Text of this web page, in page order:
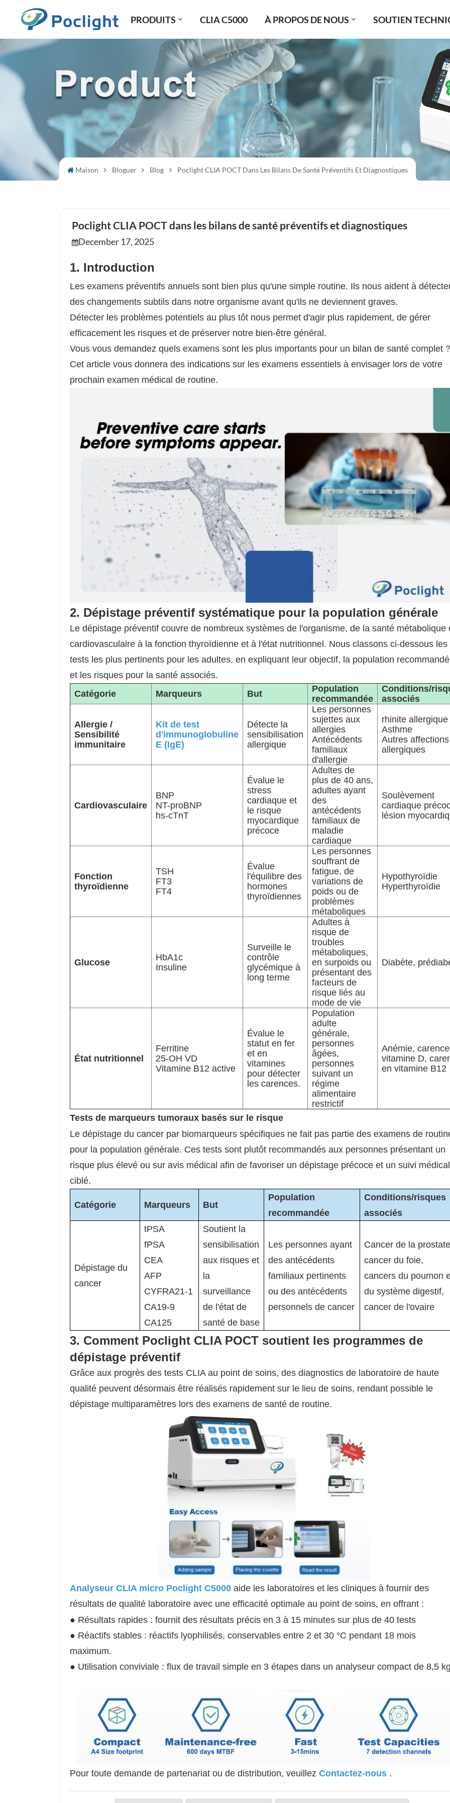
PRODUITS CLIA C5000 À PROPOS DE NOUS SOUTIEN
Maison Bloguer Blog Poclight CLIA POCT Dans Les Bilans De Santé Préventifs Et Diagnostiques
Poclight CLIA POCT dans les bilans de santé préventifs et diagnostiques
December 17, 2025
1. Introduction
Les examens préventifs annuels sont bien plus qu'une simple routine. Ils nous aident à
des changements subtils dans notre organisme avant qu'ils ne deviennent graves.
Détecter les problèmes potentiels au plus tôt nous permet d'agir plus rapidement, de gérer
efficacement les risques et de préserver notre bien-être général.
Vous vous demandez quels examens sont les plus importants pour un bilan de santé complet ?
Cet article vous donnera des indications sur les examens essentiels à envisager lors de votre
prochain examen médical de routine.
2. Dépistage préventif systématique pour la population générale
Le dépistage préventif couvre de nombreux systèmes de l'organisme, de la santé métabolique
cardiovasculaire à la fonction thyroïdienne et à l'état nutritionnel. Nous classons ci-dessous les
tests les plus pertinents pour les adultes, en expliquant leur objectif, la population
et les risques pour la santé associés.
Catégorie
Marqueurs But
Population
recommandée
Conditions/
associés
Allergie /
Sensibilité
immunitaire
Kit de test
d'immunoglobuline
E (IgE)
Détecte la
sensibilisation
allergique
Les personnes
sujettes aux
allergies
Antécédents
familiaux
d'allergie
rhinite allergique
Asthme
Autres affections
allergiques
Cardiovasculaire
BNP
NT-proBNP
hs-cTnT
Évalue le
stress
cardiaque et
le risque
myocardique
précoce
Adultes de
plus de 40 ans,
adultes ayant
des
antécédents
familiaux de
maladie
cardiaque
Soulèvement
cardiaque
lésion
Fonction
thyroïdienne
TSH
FT3
FT4
Évalue
l'équilibre des
hormones
thyroïdiennes
Les personnes
souffrant de
fatigue, de
variations de
poids ou de
problèmes
métaboliques
Hypothyroïdie
Hyperthyroïdie
Glucose
HbA1c
Insuline
Surveille le
contrôle
glycémique à
long terme
Adultes à
risque de
troubles
métaboliques,
en surpoids ou
présentant des
facteurs de
risque liés au
mode de vie
Diabète,
État nutritionnel
Ferritine
25-OH VD
Vitamine B12 active
Évalue le
statut en fer
et en
vitamines
pour détecter
les carences.
Population
adulte
générale,
personnes
âgées,
personnes
suivant un
régime
alimentaire
restrictif
Anémie, carence
vitamine D,
en vitamine B12
Tests de marqueurs tumoraux basés sur le risque
Le dépistage du cancer par biomarqueurs spécifiques ne fait pas partie des examens de
pour la population générale. Ces tests sont plutôt recommandés aux personnes présentant un
risque plus élevé ou sur avis médical afin de favoriser un dépistage précoce et un suivi médical
ciblé.
Catégorie Marqueurs But
Population
recommandée
Conditions/risques
associés
Dépistage du
cancer
tPSA
fPSA
CEA
AFP
CYFRA21-1
CA19-9
CA125
Soutient la
sensibilisation
aux risques et
la
surveillance
de l'état de
santé de base
Les personnes ayant
des antécédents
familiaux pertinents
ou des antécédents
personnels de cancer
Cancer de la
cancer du foie,
cancers du poumon
du système digestif,
cancer de l'ovaire
3. Comment Poclight CLIA POCT soutient les programmes de
dépistage préventif
Grâce aux progrès des tests CLIA au point de soins, des diagnostics de laboratoire de haute
qualité peuvent désormais être réalisés rapidement sur le lieu de soins, rendant possible le
dépistage multiparamètres lors des examens de santé de routine.
Analyseur CLIA micro Poclight C5000 aide les laboratoires et les cliniques à fournir des
résultats de qualité laboratoire avec une efficacité optimale au point de soins, en offrant :
● Résultats rapides : fournit des résultats précis en 3 à 15 minutes sur plus de 40 tests
● Réactifs stables : réactifs lyophilisés, conservables entre 2 et 30 °C pendant 18 mois
maximum.
● Utilisation conviviale : flux de travail simple en 3 étapes dans un analyseur compact de 8,5 kg
Pour toute demande de partenariat ou de distribution, veuillez Contactez-nous .